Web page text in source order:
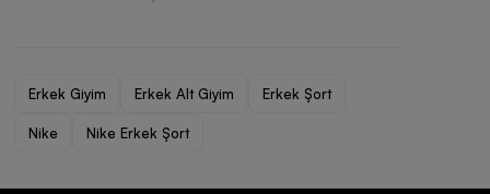
Erkek Giyim Erkek Alt Giyim Erkek Şort
Nike Nike Erkek Şort